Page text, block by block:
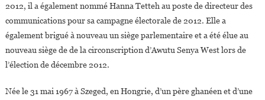
2012, il a également nommé Hanna Tetteh au poste de directeur des
communications pour sa campagne électorale de 2012. Elle a
également brigué à nouveau un siège parlementaire et a été élue au
nouveau siège de de la circonscription d’Awutu Senya West lors de
l’élection de décembre 2012.
Née le 31 mai 1967 à Szeged, en Hongrie, d’un père ghanéen et d’une